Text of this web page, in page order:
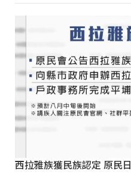
西拉雅族獲民族認定 原民